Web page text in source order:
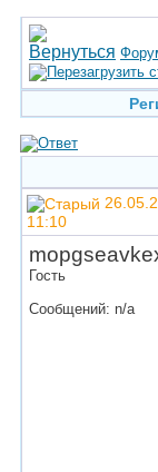
11:10
Гость
Сообщений: n/a